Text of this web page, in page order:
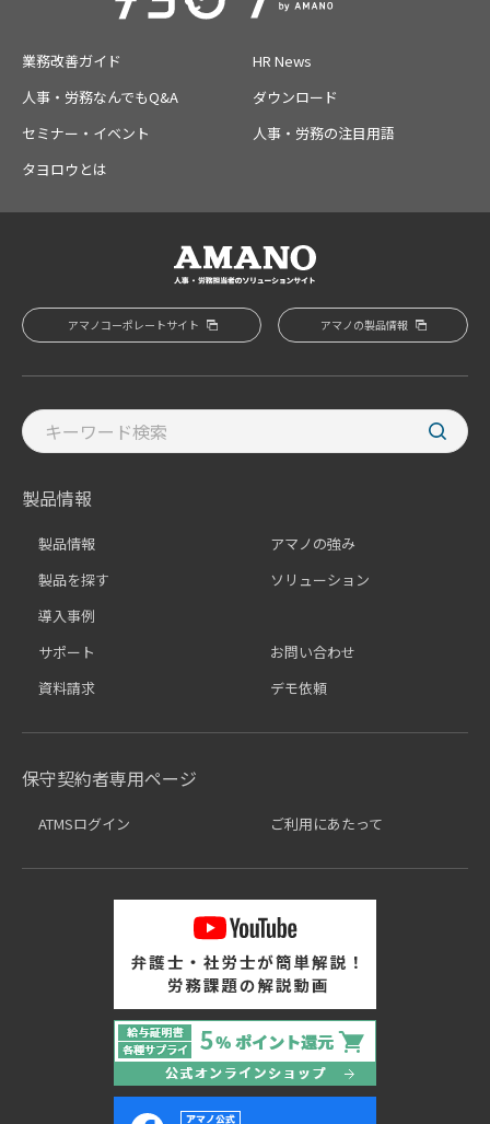
業務改善ガイド
HR News
人事・労務なんでもQ&A
ダウンロード
セミナー・イベント
人事・労務の注目用語
タヨロウとは
アマノコーポレートサイト アマノの製品情報
製品情報
製品情報
アマノの強み
製品を探す
ソリューション
導入事例
サポート
お問い合わせ
資料請求
デモ依頼
保守契約者専用ページ
ATMSログイン ご利用にあたって